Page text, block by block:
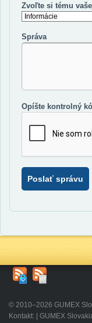
Zvoľte si tému
Správa
Opíšte kontrolný
Poslať správu
© 2010–2026 GUMEX
Kontakt: | GUMEX